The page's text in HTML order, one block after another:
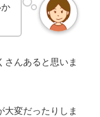
さんあると思いま
大変だったりしま